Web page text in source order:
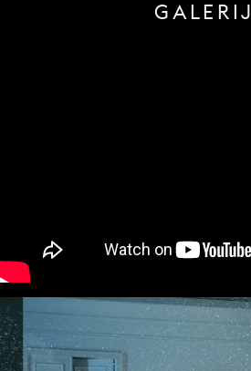
GALERIJ